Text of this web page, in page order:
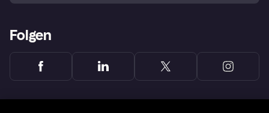
Folgen